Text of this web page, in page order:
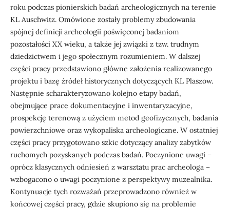
roku podczas pionierskich badań archeologicznych na terenie
KL Auschwitz. Omówione zostały problemy zbudowania
spójnej definicji archeologii poświęconej badaniom
pozostałości XX wieku, a także jej związki z tzw. trudnym
dziedzictwem i jego społecznym rozumieniem. W dalszej
części pracy przedstawiono główne założenia realizowanego
projektu i bazę źródeł historycznych dotyczących KL Plaszow.
Następnie scharakteryzowano kolejno etapy badań,
obejmujące prace dokumentacyjne i inwentaryzacyjne,
prospekcję terenową z użyciem metod geofizycznych, badania
powierzchniowe oraz wykopaliska archeologiczne. W ostatniej
części pracy przygotowano szkic dotyczący analizy zabytków
ruchomych pozyskanych podczas badań. Poczynione uwagi –
oprócz klasycznych odniesień z warsztatu prac archeologa –
wzbogacono o uwagi poczynione z perspektywy muzealnika.
Kontynuacje tych rozważań przeprowadzono również w
końcowej części pracy, gdzie skupiono się na problemie